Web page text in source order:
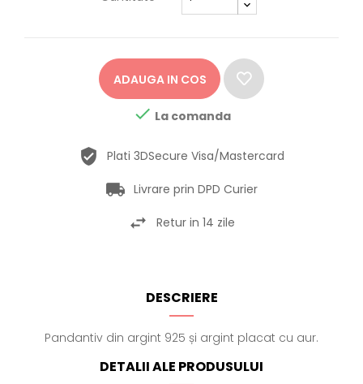
ADAUGA IN COS
 La comanda
Plati 3DSecure Visa/Mastercard
Livrare prin DPD Curier
Retur in 14 zile
DESCRIERE
Pandantiv din argint 925 și argint placat cu aur.
DETALII ALE PRODUSULUI